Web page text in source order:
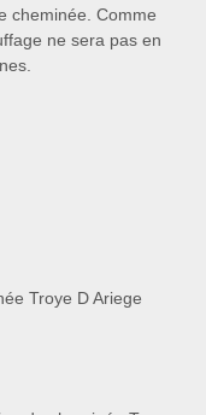
cheminée. Comme
ne sera pas en
Troye D Ariege